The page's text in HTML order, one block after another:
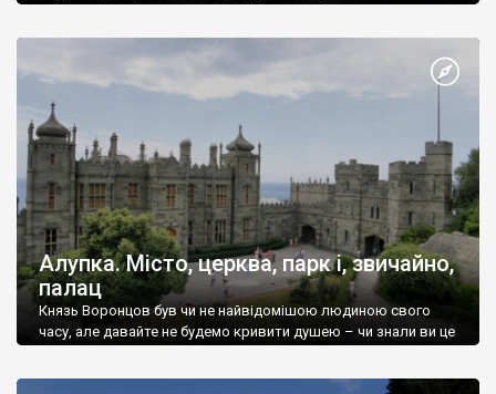
Алупка. Місто, церква, парк і, звичайно,
палац
Князь Воронцов був чи не найвідомішою людиною свого
часу, але давайте не будемо кривити душею – чи знали ви це